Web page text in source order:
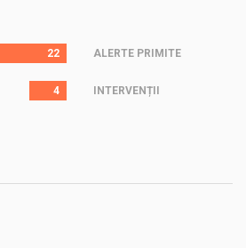
22
4
ALERTE PRIMITE
INTERVENȚII